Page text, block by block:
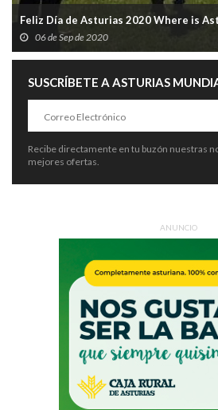
Feliz Día de Asturias 2020 Where is
06 de Sep de 2020
SUSCRÍBETE A ASTURIAS
Recibe directamente en tu buzón nuestras
mejores ofertas.
ANUNCIO